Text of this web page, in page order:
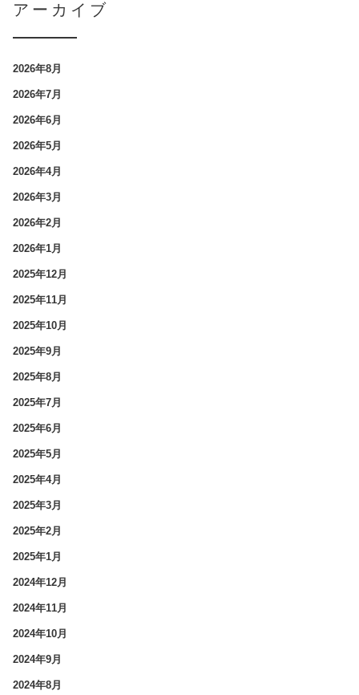
アーカイブ
2026年8月
2026年7月
2026年6月
2026年5月
2026年4月
2026年3月
2026年2月
2026年1月
2025年12月
2025年11月
2025年10月
2025年9月
2025年8月
2025年7月
2025年6月
2025年5月
2025年4月
2025年3月
2025年2月
2025年1月
2024年12月
2024年11月
2024年10月
2024年9月
2024年8月